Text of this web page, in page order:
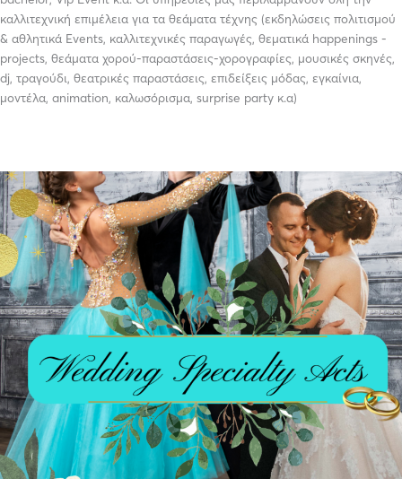
καλλιτεχνική επιμέλεια για τα θεάματα τέχνης (εκδηλώσεις πολιτισμού
& αθλητικά Events, καλλιτεχνικές παραγωγές, θεματικά happenings -
projects, θεάματα χορού-παραστάσεις-χορογραφίες, μουσικές σκηνές,
dj, τραγούδι, θεατρικές παραστάσεις, επιδείξεις μόδας, εγκαίνια,
μοντέλα, animation, καλωσόρισμα, surprise party κ.α)